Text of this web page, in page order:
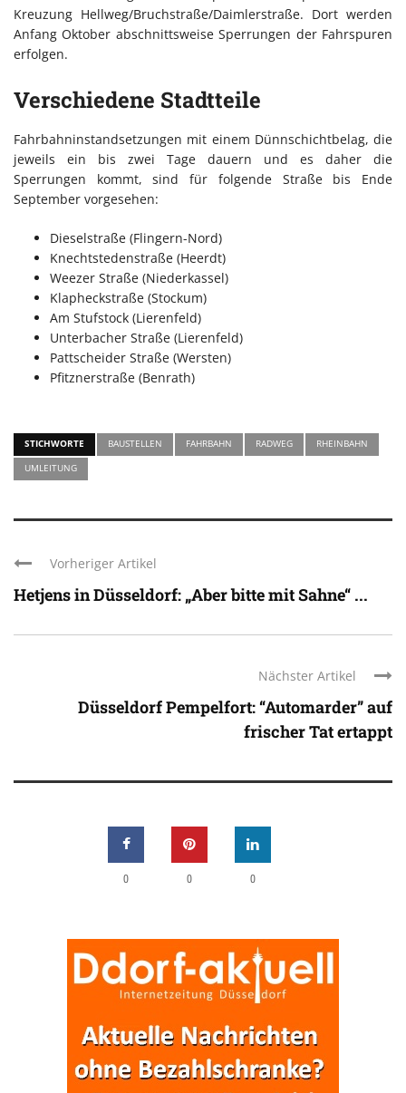
Kreuzung Hellweg/Bruchstraße/Daimlerstraße. Dort werden
Anfang Oktober abschnittsweise Sperrungen der Fahrspuren
erfolgen.
Verschiedene Stadtteile
Fahrbahninstandsetzungen mit einem Dünnschichtbelag, die
jeweils ein bis zwei Tage dauern und es daher die
Sperrungen kommt, sind für folgende Straße bis Ende
September vorgesehen:
Dieselstraße (Flingern-Nord)
Knechtstedenstraße (Heerdt)
Weezer Straße (Niederkassel)
Klapheckstraße (Stockum)
Am Stufstock (Lierenfeld)
Unterbacher Straße (Lierenfeld)
Pattscheider Straße (Wersten)
Pfitznerstraße (Benrath)
STICHWORTE BAUSTELLEN FAHRBAHN RADWEG
RHEINBAHN
UMLEITUNG
Vorheriger Artikel
Hetjens in Düsseldorf: „Aber bitte mit Sahne“ ...
Nächster Artikel
Düsseldorf Pempelfort: “Automarder” auf
frischer Tat ertappt
0 0 0